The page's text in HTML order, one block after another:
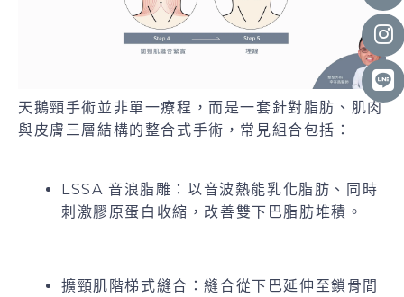
天鵝頸手術並非單一療程，而是一套針對脂肪、肌肉
與皮膚三層結構的整合式手術，常見組合包括：
LSSA 音浪脂雕：以音波熱能乳化脂肪、同時
刺激膠原蛋白收縮，改善雙下巴脂肪堆積。
擴頸肌階梯式縫合：縫合從下巴延伸至鎖骨間